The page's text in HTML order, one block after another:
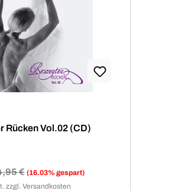
Rücken Vol.02 (CD)
Preis:
€ (16.03% gespart)
zzgl. Versandkosten